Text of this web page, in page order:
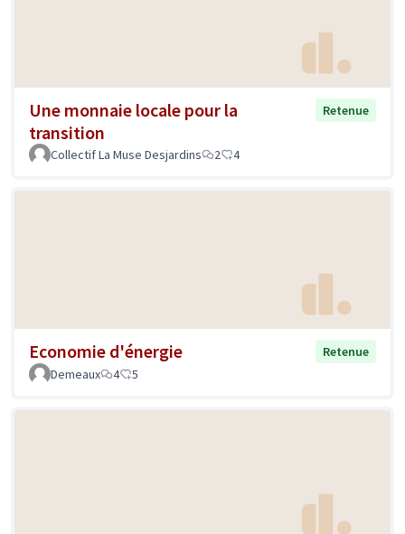
Une monnaie locale pour la
transition
Retenue
Collectif La Muse Desjardins 2 4
Economie d'énergie
Retenue
Demeaux
4 5